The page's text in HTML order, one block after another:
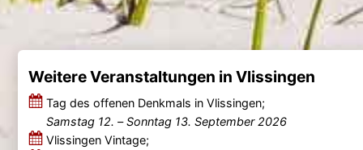
Weitere Veranstaltungen in Vlissingen
Tag des offenen Denkmals in Vlissingen;
Samstag 12. –Sonntag 13. September 2026
Vlissingen Vintage;